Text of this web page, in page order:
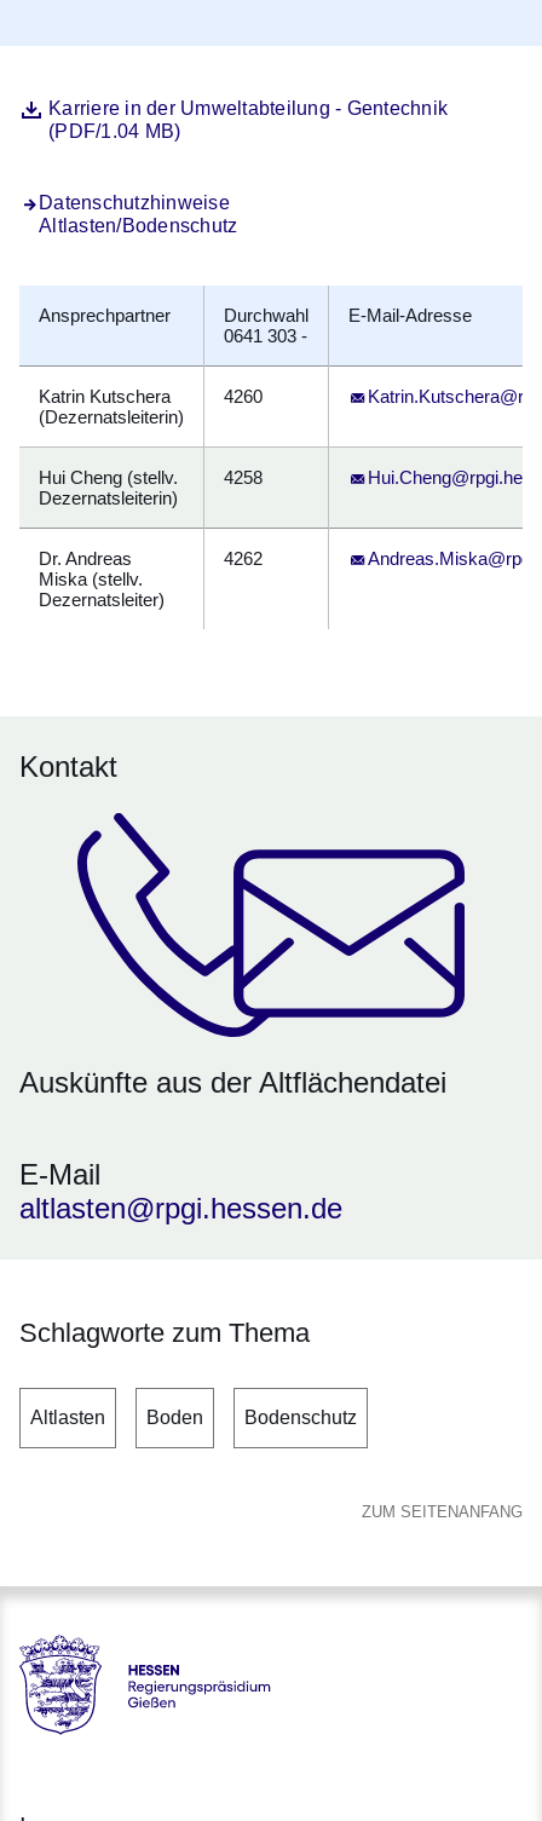
DateiKarriere in der Umweltabteilung - Gentechnik
(PDF/1.04 MB)
Öffnet sich in einem neuen Fenster
Datenschutzhinweise
Altlasten/Bodenschutz
Ansprechpartner
Durchwahl
0641 303 -
E-Mail-Adresse
Katrin Kutschera
(Dezernatsleiterin)
4260
Hui Cheng (stellv.
Dezernatsleiterin)
4258
Dr. Andreas
Miska (stellv.
Dezernatsleiter)
4262
Kontakt
Auskünfte aus der Altflächendatei
E-Mail
altlasten@rpgi.hessen.de
Schlagworte zum Thema
Altlasten Boden Bodenschutz
ZUM SEITENANFANG
Hessen - Regierungspräsidium Gießen